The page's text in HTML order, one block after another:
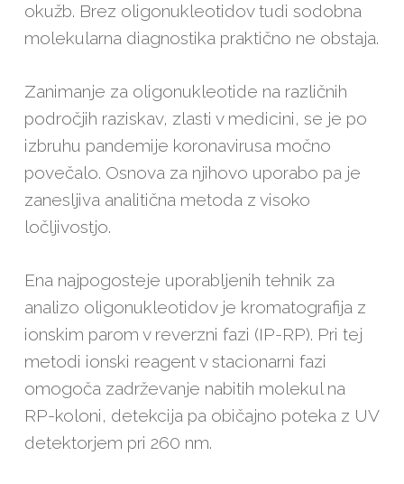
okužb. Brez oligonukleotidov tudi sodobna
molekularna diagnostika praktično ne obstaja.
Zanimanje za oligonukleotide na različnih
področjih raziskav, zlasti v medicini, se je po
izbruhu pandemije koronavirusa močno
povečalo. Osnova za njihovo uporabo pa je
zanesljiva analitična metoda z visoko
ločljivostjo.
Ena najpogosteje uporabljenih tehnik za
analizo oligonukleotidov je kromatografija z
ionskim parom v reverzni fazi (IP-RP). Pri tej
metodi ionski reagent v stacionarni fazi
omogoča zadrževanje nabitih molekul na
RP-koloni, detekcija pa običajno poteka z UV
detektorjem pri 260 nm.